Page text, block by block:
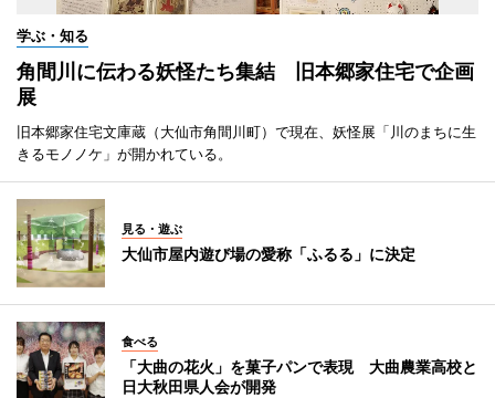
学ぶ・知る
角間川に伝わる妖怪たち集結 旧本郷家住宅で企画
展
旧本郷家住宅文庫蔵（大仙市角間川町）で現在、妖怪展「川のまちに生
きるモノノケ」が開かれている。
見る・遊ぶ
大仙市屋内遊び場の愛称「ふるる」に決定
食べる
「大曲の花火」を菓子パンで表現 大曲農業高校と
日大秋田県人会が開発